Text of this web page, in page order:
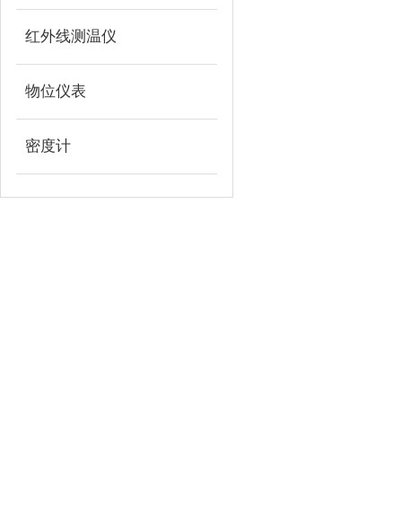
红外线测温仪
物位仪表
密度计